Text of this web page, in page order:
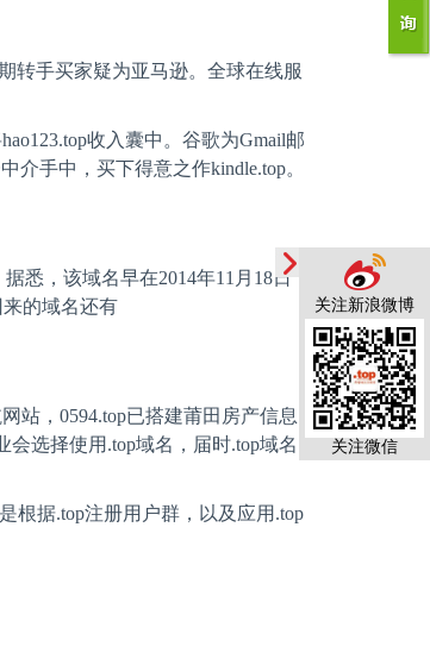
关注新浪微博
关注微信
转手买家疑为亚马逊。全球在线服
hao123.top收入囊中。谷歌为Gmail邮
介手中，买下得意之作kindle.top。
据悉，该域名早在2014年11 月 18日
的域名还有
站， 0594.top已搭建莆田房产信息
会选择使用 .top域名，届时.top域名
根据.top注册用户群，以及应用 .top